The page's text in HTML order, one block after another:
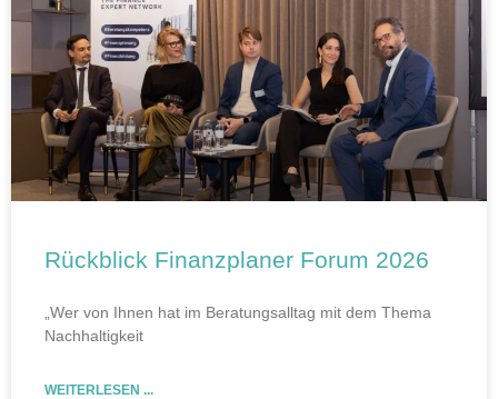
Rückblick Finanzplaner Forum 2026
„Wer von Ihnen hat im Beratungsalltag mit dem Thema
Nachhaltigkeit
WEITERLESEN ...